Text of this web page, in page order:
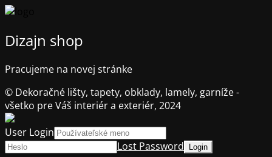
Dizajn shop
Pracujeme na novej stránke
© Dekoračné lišty, tapety, obklady, lamely, garníže -
všetko pre Váš interiér a exteriér, 2024
User Login
Lost Password